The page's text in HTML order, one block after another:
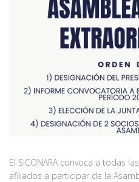
El SICONARA convoca a todas
afiliados a participar de la